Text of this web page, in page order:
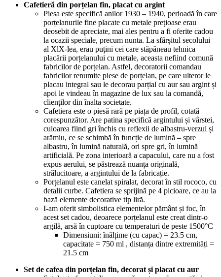
Cafetieră din porțelan fin, placat cu argint
Piesa este specifică anilor 1930 – 1940, perioadă în care
porțelanurile fine placate cu metale prețioase erau
deosebit de apreciate, mai ales pentru a fi oferite cadou
la ocazii speciale, precum nunta. La sfârșitul secolului
al XlX-lea, erau puțini cei care stăpâneau tehnica
placării porțelanului cu metale, aceasta nefiind comună
fabricilor de porțelan. Astfel, decoratorii comandau
fabricilor renumite piese de porțelan, pe care ulteror le
placau integral sau le decorau parțial cu aur sau argint și
apoi le vindeau în magazine de lux sau la comandă,
clienților din înalta societate.
Cafetiera este o piesă rară pe piața de profil, cotată
corespunzător. Are patina specifică argintului și vârstei,
culoarea fiind gri închis cu reflexii de albastru-verzui și
arămiu, ce se schimbă în funcție de lumină – spre
albastru, în lumină naturală, ori spre gri, în lumină
artificială. Pe zona interioară a capacului, care nu a fost
expus aerului, se păstrează nuanța originală,
strălucitoare, a argintului de la fabricație.
Porțelanul este canelat spiralat, decorat în stil rococo, cu
detalii curbe. Cafetiera se sprijină pe 4 picioare, ce au la
bază elemente decorative tip liră.
I-am oferit simbolistica elementelor pământ și foc, în
acest set cadou, deoarece porțelanul este creat dintr-o
argilă, arsă în cuptoare cu temperaturi de peste 1500°C
Dimensiuni: înălțime (cu capac) = 23.5 cm,
capacitate = 750 ml , distanța dintre extremități =
21.5 cm
Set de cafea din porțelan fin, decorat și placat cu aur